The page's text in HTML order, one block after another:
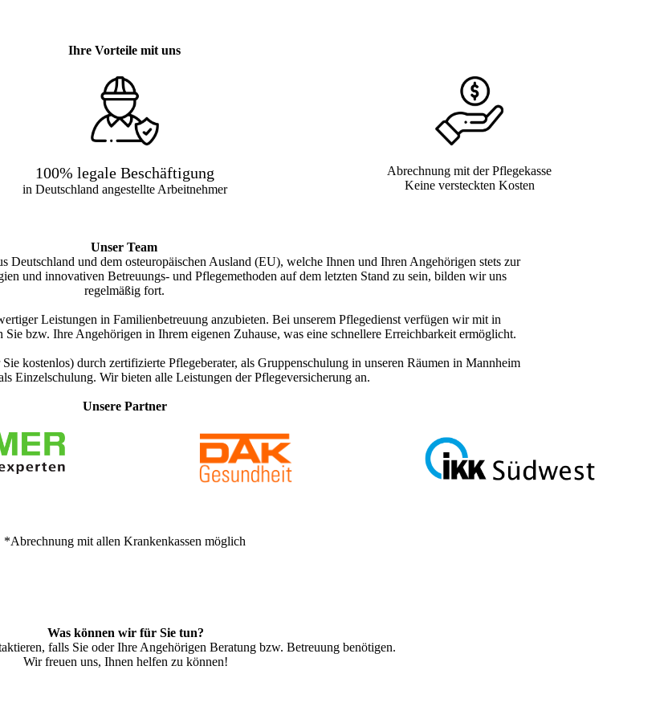
Ihre Vorteile mit uns
100% legale Beschäftigung
in Deutschland angestellte Arbeitnehmer
Abrechnung mit der Pflegekasse
Keine versteckten Kosten
Unser Team
Deutschland und dem osteuropäischen Ausland (EU), welche Ihnen und Ihren Angehörigen stets zur
und innovativen Betreuungs- und Pflegemethoden auf dem letzten Stand zu sein, bilden wir uns
regelmäßig fort.
Leistungen in Familienbetreuung anzubieten. Bei unserem Pflegedienst verfügen wir mit in
bzw. Ihre Angehörigen in Ihrem eigenen Zuhause, was eine schnellere Erreichbarkeit ermöglicht.
kostenlos) durch zertifizierte Pflegeberater, als Gruppenschulung in unseren Räumen in Mannheim
Einzelschulung. Wir bieten alle Leistungen der Pflegeversicherung an.
Unsere Partner
*Abrechnung mit allen Krankenkassen möglich
Was können wir für Sie tun?
falls Sie oder Ihre Angehörigen Beratung bzw. Betreuung benötigen.
Wir freuen uns, Ihnen helfen zu können!